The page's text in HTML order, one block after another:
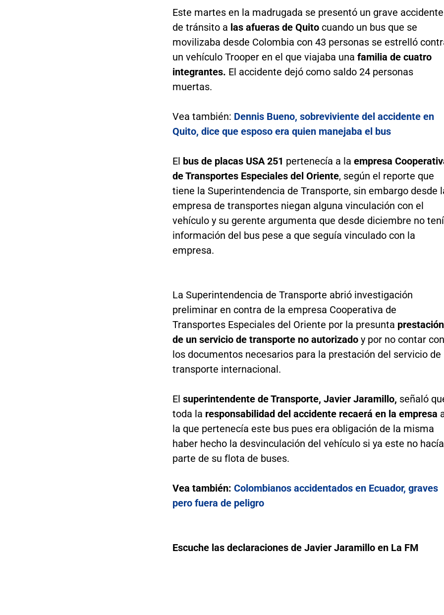
Este martes en la madrugada se presentó un grave accidente
de tránsito a las afueras de Quito cuando un bus que se
movilizaba desde Colombia con 43 personas se estrelló
un vehículo Trooper en el que viajaba una familia de cuatro
integrantes. El accidente dejó como saldo 24 personas
muertas.
Vea también: Dennis Bueno, sobreviviente del accidente en
Quito, dice que esposo era quien manejaba el bus
El bus de placas USA 251 pertenecía a la empresa
de Transportes Especiales del Oriente, según el reporte que
tiene la Superintendencia de Transporte, sin embargo desde
empresa de transportes niegan alguna vinculación con el
vehículo y su gerente argumenta que desde diciembre no
información del bus pese a que seguía vinculado con la
empresa.
La Superintendencia de Transporte abrió investigación
preliminar en contra de la empresa Cooperativa de
Transportes Especiales del Oriente por la presunta prestación
de un servicio de transporte no autorizadoy por no contar con
los documentos necesarios para la prestación del servicio de
transporte internacional.
El superintendente de Transporte, Javier Jaramillo, señaló
toda la responsabilidad del accidente recaerá en la empresa
la que pertenecía este bus pues era obligación de la misma
haber hecho la desvinculación del vehículo si ya este no hacía
parte de su flota de buses.
Vea también: Colombianos accidentados en Ecuador, graves
pero fuera de peligro
Escuche las declaraciones de Javier Jaramillo en La FM